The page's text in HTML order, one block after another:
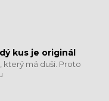
kus je originál
který má duši. Proto